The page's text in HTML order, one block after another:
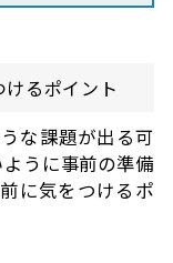
るポイント
な課題が出る可
うに事前の準備
に気をつけるポ